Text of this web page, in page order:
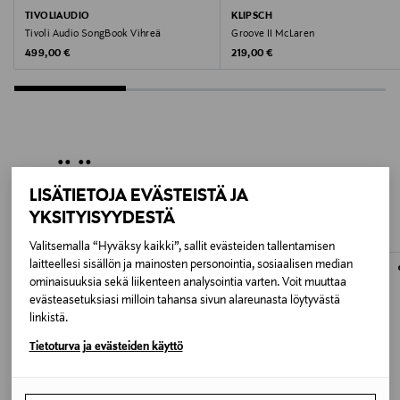
LISÄTIETOJA EVÄSTEISTÄ JA
YKSITYISYYDESTÄ
Valitsemalla “Hyväksy kaikki”, sallit evästeiden tallentamisen
laitteellesi sisällön ja mainosten personointia, sosiaalisen median
ominaisuuksia sekä liikenteen analysointia varten. Voit muuttaa
evästeasetuksiasi milloin tahansa sivun alareunasta löytyvästä
linkistä.
Tietoturva ja evästeiden käyttö
TIVOLIAUDIO
Tivoli Audio SongBook Vihreä
Original Price
499,00 €
KLIPSCH
Groove II McLaren
Original Price
219,00 €
LISÄÄ KIINNOSTAVIA
TUOTTEITA
ONLINE EXCLUSIVE ONLINE EXCLUSIVE